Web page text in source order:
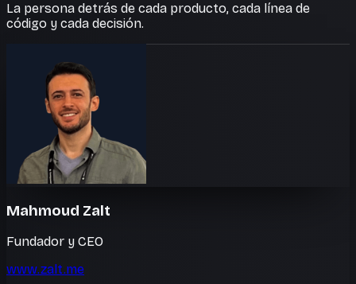
La persona detrás de cada producto, cada línea de
código y cada decisión.
Mahmoud Zalt
Fundador y CEO
www.zalt.me